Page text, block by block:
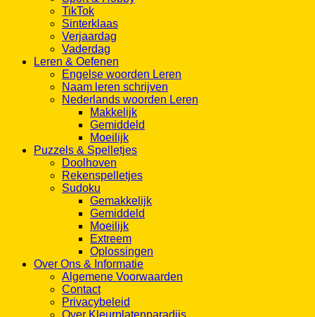
TikTok
Sinterklaas
Verjaardag
Vaderdag
Leren & Oefenen
Engelse woorden Leren
Naam leren schrijven
Nederlands woorden Leren
Makkelijk
Gemiddeld
Moeilijk
Puzzels & Spelletjes
Doolhoven
Rekenspelletjes
Sudoku
Gemakkelijk
Gemiddeld
Moeilijk
Extreem
Oplossingen
Over Ons & Informatie
Algemene Voorwaarden
Contact
Privacybeleid
Over Kleurplatenparadijs